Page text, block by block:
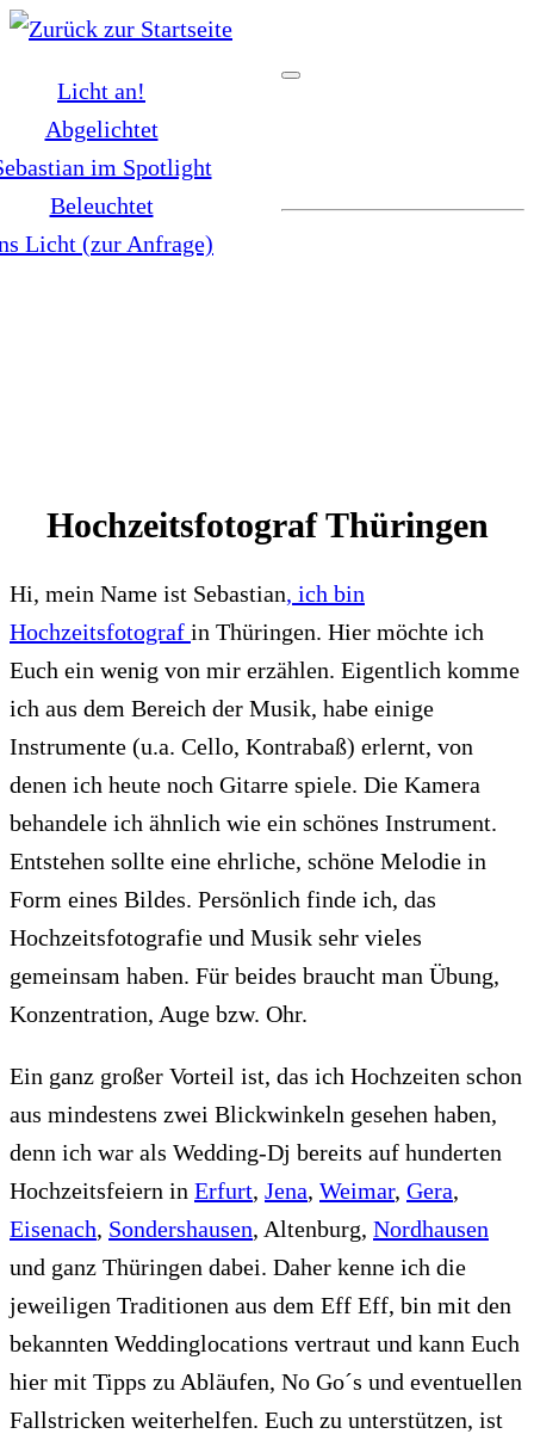
Zum
springenLicht an!
Abgelichtet
im Spotlight
Beleuchtet
Licht (zur Anfrage)
Hochzeitsfotograf Thüringen
Hi, mein Name ist Sebastian, ich bin
Hochzeitsfotograf in Thüringen. Hier möchte ich
Euch ein wenig von mir erzählen. Eigentlich komme
ich aus dem Bereich der Musik, habe einige
Instrumente (u.a. Cello, Kontrabaß) erlernt, von
denen ich heute noch Gitarre spiele. Die Kamera
behandele ich ähnlich wie ein schönes Instrument.
Entstehen sollte eine ehrliche, schöne Melodie in
Form eines Bildes. Persönlich finde ich, das
Hochzeitsfotografie und Musik sehr vieles
gemeinsam haben. Für beides braucht man Übung,
Konzentration, Auge bzw. Ohr.
Ein ganz großer Vorteil ist, das ich Hochzeiten schon
aus mindestens zwei Blickwinkeln gesehen haben,
denn ich war als Wedding-Dj bereits auf hunderten
Hochzeitsfeiern in Erfurt, Jena, Weimar, Gera,
Eisenach, Sondershausen, Altenburg, Nordhausen
und ganz Thüringen dabei. Daher kenne ich die
jeweiligen Traditionen aus dem Eff Eff, bin mit den
bekannten Weddinglocations vertraut und kann Euch
hier mit Tipps zu Abläufen, No Go´s und eventuellen
Fallstricken weiterhelfen. Euch zu unterstützen, ist